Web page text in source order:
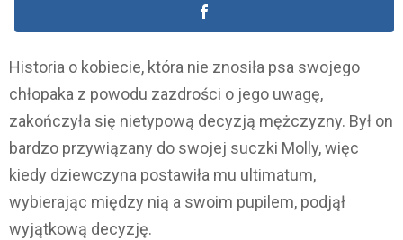
Historia o kobiecie, która nie znosiła psa swojego
chłopaka z powodu zazdrości o jego uwagę,
zakończyła się nietypową decyzją mężczyzny. Był on
bardzo przywiązany do swojej suczki Molly, więc
kiedy dziewczyna postawiła mu ultimatum,
wybierając między nią a swoim pupilem, podjął
wyjątkową decyzję.